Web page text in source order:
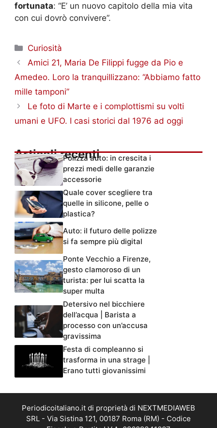
fortunata: “E’ un nuovo capitolo della mia vita
con cui dovrò convivere”.
Categorie
Curiosità
Amici 21, Maria De Filippi fugge da Pio e
Amedeo. Loro la tranquillizzano: “Abbiamo fatto
mille tamponi”
Le foto di Marte e i complottismi su volti
umani e UFO. I casi storici dal 1976 ad oggi
Articoli recentiPolizza auto: in crescita i
prezzi medi delle garanzie
accessorie
Quale cover scegliere tra
quelle in silicone, pelle o
plastica?
Auto: il futuro delle polizze
si fa sempre più digital
Ponte Vecchio a Firenze,
gesto clamoroso di un
turista: per lui scatta la
super multa
Detersivo nel bicchiere
dell’acqua | Barista a
processo con un’accusa
gravissima
Festa di compleanno si
trasforma in una strage |
Erano tutti giovanissimi
Periodicoitaliano.it di proprietà di NEXTMEDIAWEB
SRL - Via Sistina 121, 00187 Roma (RM) - Codice